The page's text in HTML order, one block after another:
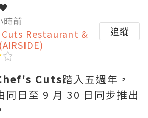
時前
Restaurant &
追蹤
Cuts踏入五週年，
同日至 9 月 30 日同步推出